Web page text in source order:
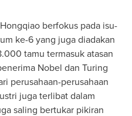
berfokus pada isu-
ke-6 yang juga diadakan
tamu termasuk atasan
Nobel dan Turing
perusahaan-perusahaan
juga terlibat dalam
saling bertukar pikiran